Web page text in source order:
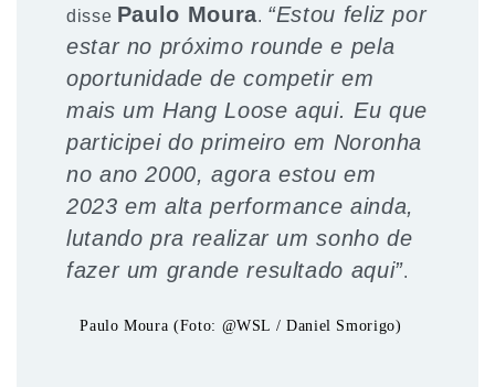
disse Paulo Moura. “Estou feliz por
estar no próximo rounde e pela
oportunidade de competir em
mais um Hang Loose aqui. Eu que
participei do primeiro em Noronha
no ano 2000, agora estou em
2023 em alta performance ainda,
lutando pra realizar um sonho de
fazer um grande resultado aqui”.
Paulo Moura (Foto: @WSL / Daniel Smorigo)